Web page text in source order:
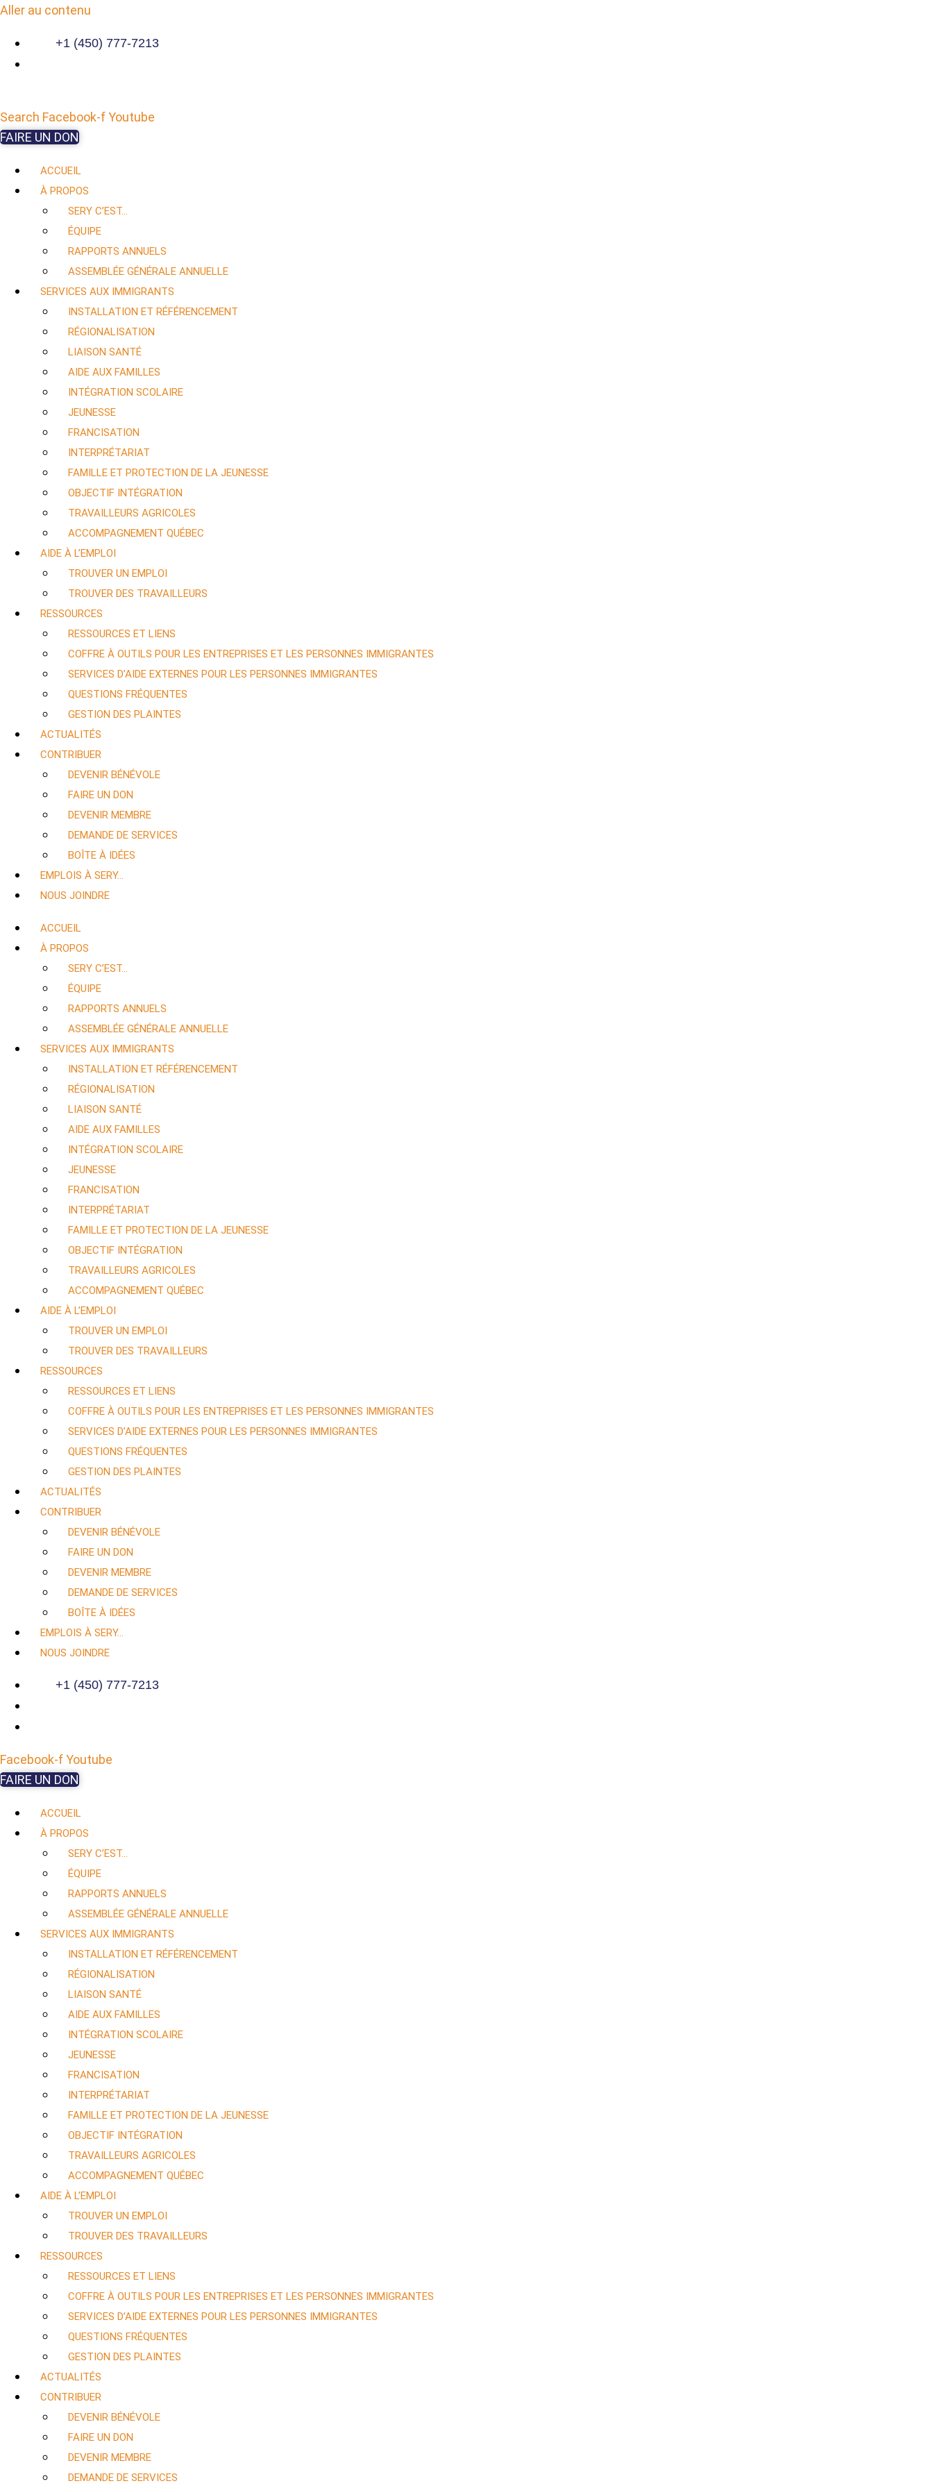
Aller au contenu
+1 (450) 777-7213
Search Facebook-fYoutube
FAIRE UN DON
ACCUEIL
À PROPOS
SERY C’EST…
ÉQUIPE
RAPPORTS ANNUELS
ASSEMBLÉE GÉNÉRALE ANNUELLE
SERVICES AUX IMMIGRANTS
INSTALLATION ET RÉFÉRENCEMENT
RÉGIONALISATION
LIAISON SANTÉ
AIDE AUX FAMILLES
INTÉGRATION SCOLAIRE
JEUNESSE
FRANCISATION
INTERPRÉTARIAT
FAMILLE ET PROTECTION DE LA JEUNESSE
OBJECTIF INTÉGRATION
TRAVAILLEURS AGRICOLES
ACCOMPAGNEMENT QUÉBEC
AIDE À L’EMPLOI
TROUVER UN EMPLOI
TROUVER DES TRAVAILLEURS
RESSOURCES
RESSOURCES ET LIENS
COFFRE À OUTILS POUR LES ENTREPRISES ET LES PERSONNES IMMIGRANTES
SERVICES D’AIDE EXTERNES POUR LES PERSONNES IMMIGRANTES
QUESTIONS FRÉQUENTES
GESTION DES PLAINTES
ACTUALITÉS
CONTRIBUER
DEVENIR BÉNÉVOLE
FAIRE UN DON
DEVENIR MEMBRE
DEMANDE DE SERVICES
BOÎTE À IDÉES
EMPLOIS À SERY…
NOUS JOINDRE
ACCUEIL
À PROPOS
SERY C’EST…
ÉQUIPE
RAPPORTS ANNUELS
ASSEMBLÉE GÉNÉRALE ANNUELLE
SERVICES AUX IMMIGRANTS
INSTALLATION ET RÉFÉRENCEMENT
RÉGIONALISATION
LIAISON SANTÉ
AIDE AUX FAMILLES
INTÉGRATION SCOLAIRE
JEUNESSE
FRANCISATION
INTERPRÉTARIAT
FAMILLE ET PROTECTION DE LA JEUNESSE
OBJECTIF INTÉGRATION
TRAVAILLEURS AGRICOLES
ACCOMPAGNEMENT QUÉBEC
AIDE À L’EMPLOI
TROUVER UN EMPLOI
TROUVER DES TRAVAILLEURS
RESSOURCES
RESSOURCES ET LIENS
COFFRE À OUTILS POUR LES ENTREPRISES ET LES PERSONNES IMMIGRANTES
SERVICES D’AIDE EXTERNES POUR LES PERSONNES IMMIGRANTES
QUESTIONS FRÉQUENTES
GESTION DES PLAINTES
ACTUALITÉS
CONTRIBUER
DEVENIR BÉNÉVOLE
FAIRE UN DON
DEVENIR MEMBRE
DEMANDE DE SERVICES
BOÎTE À IDÉES
EMPLOIS À SERY…
NOUS JOINDRE
+1 (450) 777-7213
Facebook-fYoutube
FAIRE UN DON
ACCUEIL
À PROPOS
SERY C’EST…
ÉQUIPE
RAPPORTS ANNUELS
ASSEMBLÉE GÉNÉRALE ANNUELLE
SERVICES AUX IMMIGRANTS
INSTALLATION ET RÉFÉRENCEMENT
RÉGIONALISATION
LIAISON SANTÉ
AIDE AUX FAMILLES
INTÉGRATION SCOLAIRE
JEUNESSE
FRANCISATION
INTERPRÉTARIAT
FAMILLE ET PROTECTION DE LA JEUNESSE
OBJECTIF INTÉGRATION
TRAVAILLEURS AGRICOLES
ACCOMPAGNEMENT QUÉBEC
AIDE À L’EMPLOI
TROUVER UN EMPLOI
TROUVER DES TRAVAILLEURS
RESSOURCES
RESSOURCES ET LIENS
COFFRE À OUTILS POUR LES ENTREPRISES ET LES PERSONNES IMMIGRANTES
SERVICES D’AIDE EXTERNES POUR LES PERSONNES IMMIGRANTES
QUESTIONS FRÉQUENTES
GESTION DES PLAINTES
ACTUALITÉS
CONTRIBUER
DEVENIR BÉNÉVOLE
FAIRE UN DON
DEVENIR MEMBRE
DEMANDE DE SERVICES